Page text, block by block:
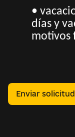
•
días y
motivos
Enviar solicitud